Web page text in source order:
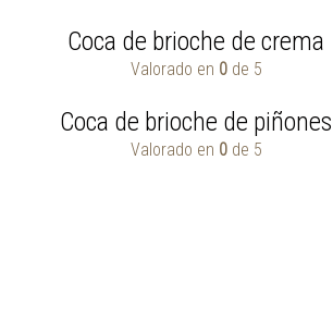
Coca de brioche de crema
Valorado en 0de 5
Coca de brioche de piñones
Valorado en 0de 5